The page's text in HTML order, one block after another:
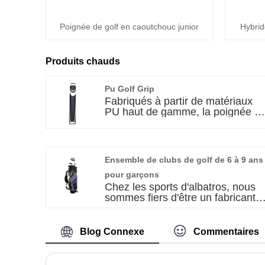
Poignée de golf en caoutchouc junior
Produits chauds
Pu Golf Grip
Fabriqués à partir de matériaux
PU haut de gamme, la poignée de
ondes de choc pour un swing plus
lisse et plus contrôlé.Ilts
d'excellentes propriétés de pivot
de sueur assurent une prise
sécurisée même dans des
Fournisseur, The Albatross Sports
propose des poignées de golf
durables et fiables qui améliorent
Ensemble de clubs de golf de 6 à 9 ans
pour garçons
Chez les sports d'albatros, nous
sommes fiers d'être un fabricant
qualité. Notre dévouement à
l'innovation, au contrôle de la
qualité et à la satisfaction des
Blog Connexe Commentaires